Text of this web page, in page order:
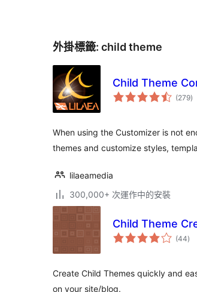
外掛標籤: child theme
Child Theme
(279總
評)
When using the Customizer is not
themes and customize styles,
lilaeamedia
300,000+ 次運作中的安裝
Child Theme
(44總
評)
Create Child Themes quickly and
on your site/blog.